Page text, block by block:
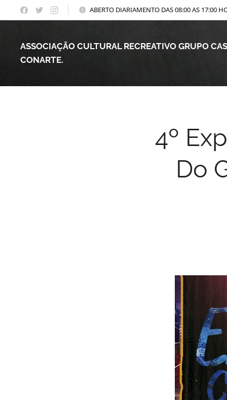
ABERTO DIARIAMENTO DAS 08:00 AS 17:00
ASSOCIAÇÃO CULTURAL RECREATIVO GRUPO
CONARTE.
4º
Do